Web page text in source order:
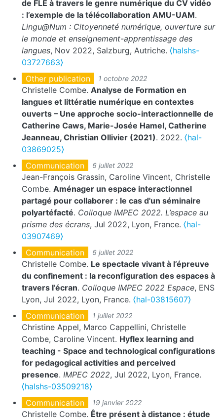
de FLE à travers le genre numérique du CV vidéo
: l’exemple de la télécollaboration AMU-UAM.
Lingu@Num : Citoyenneté numérique, ouverture sur
le monde et enseignement-apprentissage des
langues, Nov 2022, Salzburg, Autriche. ⟨halshs-
03727663⟩
Other publication
1 octobre 2022
Christelle Combe. Analyse de Formation en
langues et littératie numérique en contextes
ouverts – Une approche socio-interactionnelle de
Catherine Caws, Marie-Josée Hamel, Catherine
Jeanneau, Christian Ollivier (2021). 2022. ⟨hal-
03869025⟩
Communication
6 juillet 2022
Jean-François Grassin, Caroline Vincent, Christelle
Combe. Aménager un espace interactionnel
partagé pour collaborer : le cas d'un séminaire
polyartéfacté. Colloque IMPEC 2022. L’espace au
prisme des écrans, Jul 2022, Lyon, France. ⟨hal-
03907469⟩
Communication
6 juillet 2022
Christelle Combe. Le spectacle vivant à l’épreuve
du confinement : la reconfiguration des espaces à
travers l’écran. Colloque IMPEC 2022 Espace, ENS
Lyon, Jul 2022, Lyon, France. ⟨hal-03815607⟩
Communication
1 juillet 2022
Christine Appel, Marco Cappellini, Christelle
Combe, Caroline Vincent. Hyflex learning and
teaching - Space and technological configurations
for pedagogical activities and perceived
presence. IMPEC 2022, Jul 2022, Lyon, France.
⟨halshs-03509218⟩
Communication
19 janvier 2022
Christelle Combe. Être présent à distance : étude